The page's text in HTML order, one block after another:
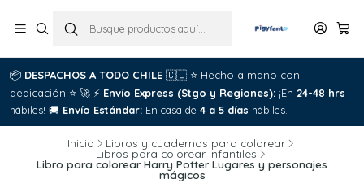
📦 DESPACHOS A TODO CHILE 🇨🇱 ⭐ Hecho a mano con
dedicación ⭐ 🚀 ⚡ Envío Express (Stgo y Regiones): ¡En 24-48 hrs
hábiles! 🚚 Envío Estándar: En casa de 4 a 5 días hábiles.
Inicio Libros y cuadernos para colorear
Libros para colorear Infantiles
Libro para colorear Harry Potter Lugares y personajes
mágicos